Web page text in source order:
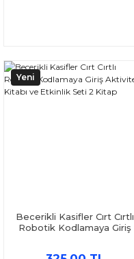
Yeni
Becerikli Kasifler Cırt Cırtlı
Robotik Kodlamaya Giriş